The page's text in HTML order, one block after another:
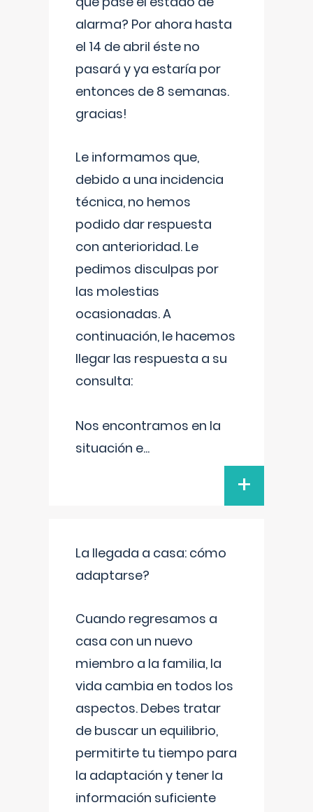
alarma? Por ahora hasta
el 14 de abril éste no
pasará y ya estaría por
entonces de 8 semanas.
gracias!
Le informamos que,
debido a una incidencia
técnica, no hemos
podido dar respuesta
con anterioridad. Le
pedimos disculpas por
las molestias
ocasionadas. A
continuación, le hacemos
llegar las respuesta a su
consulta:
Nos encontramos en la
situación e...
+
La llegada a casa: cómo
adaptarse?
Cuando regresamos a
casa con un nuevo
miembro a la familia, la
vida cambia en todos los
aspectos. Debes tratar
de buscar un equilibrio,
permitirte tu tiempo para
la adaptación y tener la
información suficiente